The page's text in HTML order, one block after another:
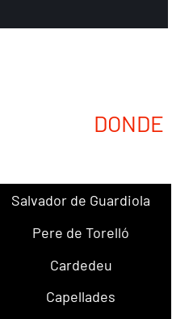
DONDE
Salvador de Guardiola
Pere de Torelló
Cardedeu
Capellades